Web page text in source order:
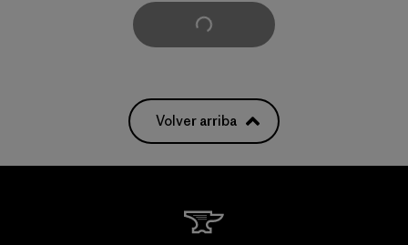
Cargar Más
Volver arriba